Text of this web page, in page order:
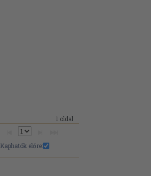
1 oldal
Kaphatók előre: